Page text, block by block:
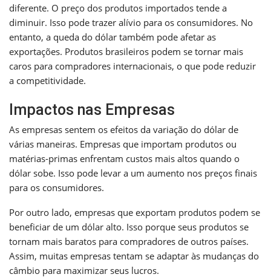
diferente. O preço dos produtos importados tende a
diminuir. Isso pode trazer alívio para os consumidores. No
entanto, a queda do dólar também pode afetar as
exportações. Produtos brasileiros podem se tornar mais
caros para compradores internacionais, o que pode reduzir
a competitividade.
Impactos nas Empresas
As empresas sentem os efeitos da variação do dólar de
várias maneiras. Empresas que importam produtos ou
matérias-primas enfrentam custos mais altos quando o
dólar sobe. Isso pode levar a um aumento nos preços finais
para os consumidores.
Por outro lado, empresas que exportam produtos podem se
beneficiar de um dólar alto. Isso porque seus produtos se
tornam mais baratos para compradores de outros países.
Assim, muitas empresas tentam se adaptar às mudanças do
câmbio para maximizar seus lucros.